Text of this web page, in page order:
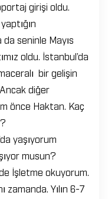
girişi oldu.
seninle Mayıs
oldu. İstanbul’da
bir gelişin
diğer
önce Haktan. Kaç
yaşıyorum
musun?
İşletme okuyorum.
zamanda. Yılın 6-7